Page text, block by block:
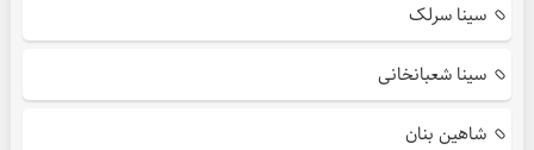
سینا سرلک
سینا شعبانخانی
شاهین بنان